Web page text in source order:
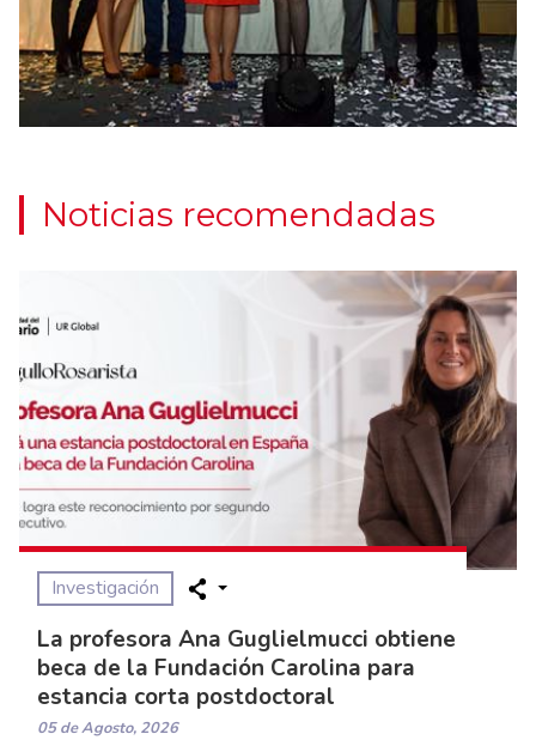
Previous
Noticias recomendadas
Investigación
La profesora Ana Guglielmucci obtiene
beca de la Fundación Carolina para
estancia corta postdoctoral
05 de Agosto, 2026